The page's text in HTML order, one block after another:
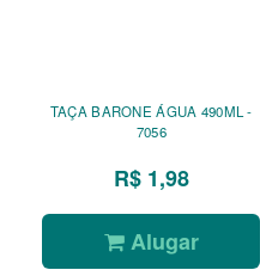
TAÇA BARONE ÁGUA 490ML -
7056
R$ 1,98
Alugar